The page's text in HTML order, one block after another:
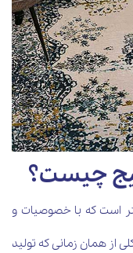
چیست؟
است که با خصوصیات و
از همان زمانی که تولید